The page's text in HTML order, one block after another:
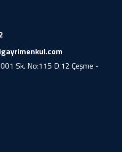
Sk. No:115 D.12 Çeşme -